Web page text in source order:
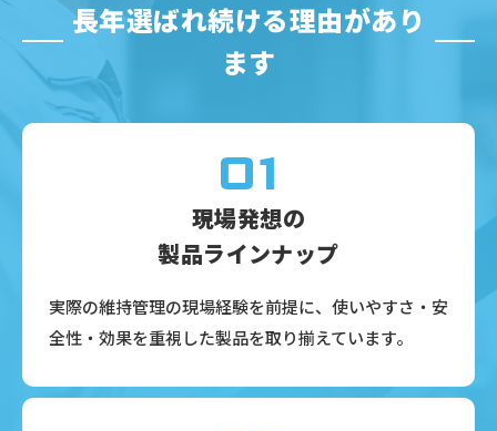
長年選ばれ続ける理由があり
ます
01
現場発想の
製品ラインナップ
実際の維持管理の現場経験を前提に、使いやすさ・安
全性・効果を重視した製品を取り揃えています。